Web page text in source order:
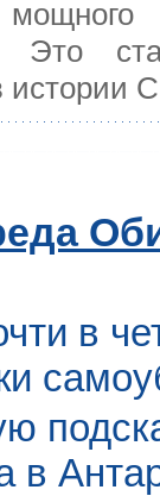
Это
истории
в
в